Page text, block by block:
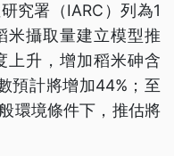
究署（IARC）列為1
米攝取量建立模型推
上升，增加稻米砷含
預計將增加44%；至
環境條件下，推估將